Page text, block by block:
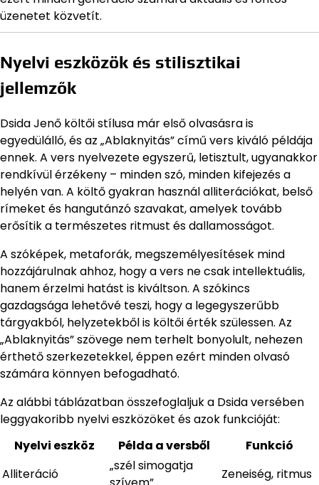
üzenetet közvetít.
Nyelvi eszközök és stilisztikai
jellemzők
Dsida Jenő költői stílusa már első olvasásra is
egyedülálló, és az „Ablaknyitás” című vers kiváló példája
ennek. A vers nyelvezete egyszerű, letisztult, ugyanakkor
rendkívül érzékeny – minden szó, minden kifejezés a
helyén van. A költő gyakran használ alliterációkat, belső
rímeket és hangutánzó szavakat, amelyek tovább
erősítik a természetes ritmust és dallamosságot.
A szóképek, metaforák, megszemélyesítések mind
hozzájárulnak ahhoz, hogy a vers ne csak intellektuális,
hanem érzelmi hatást is kiváltson. A szókincs
gazdagsága lehetővé teszi, hogy a legegyszerűbb
tárgyakból, helyzetekből is költői érték szülessen. Az
„Ablaknyitás” szövege nem terhelt bonyolult, nehezen
érthető szerkezetekkel, éppen ezért minden olvasó
számára könnyen befogadható.
Az alábbi táblázatban összefoglaljuk a Dsida versében
leggyakoribb nyelvi eszközöket és azok funkcióját:
Nyelvi eszköz
Példa a versből
Funkció
Alliteráció
„szél simogatja
Zeneiség, ritmus